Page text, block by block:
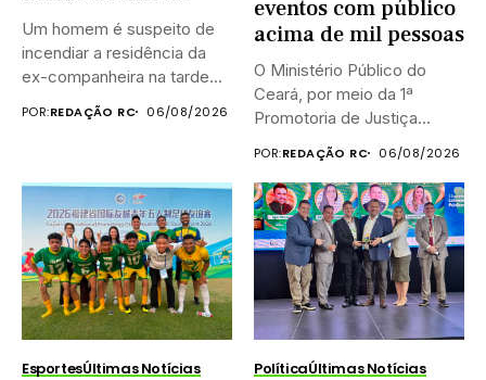
Um homem é suspeito de
incendiar a residência da
ex-companheira na tarde...
POR:REDAÇÃO RC 06/08/2026
eventos com público
acima de mil pessoas
O Ministério Público do
Ceará, por meio da 1ª
Promotoria de Justiça...
POR:REDAÇÃO RC 06/08/2026
EsportesÚltimas Notícias PolíticaÚltimas Notícias